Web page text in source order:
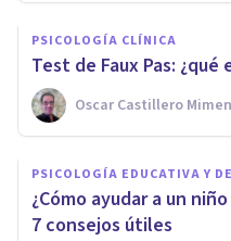
PSICOLOGÍA CLÍNICA
Test de Faux Pas: ¿qué
Oscar Castillero
PSICOLOGÍA EDUCATIVA Y
¿Cómo ayudar a un
7 consejos útiles